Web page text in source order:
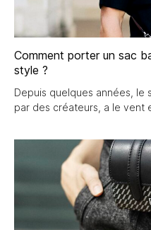
Comment porter un sac
style ?
Depuis quelques années, le
par des créateurs, a le vent